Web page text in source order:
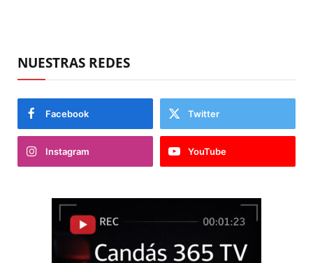
NUESTRAS REDES
Facebook Twitter
Instagram YouTube